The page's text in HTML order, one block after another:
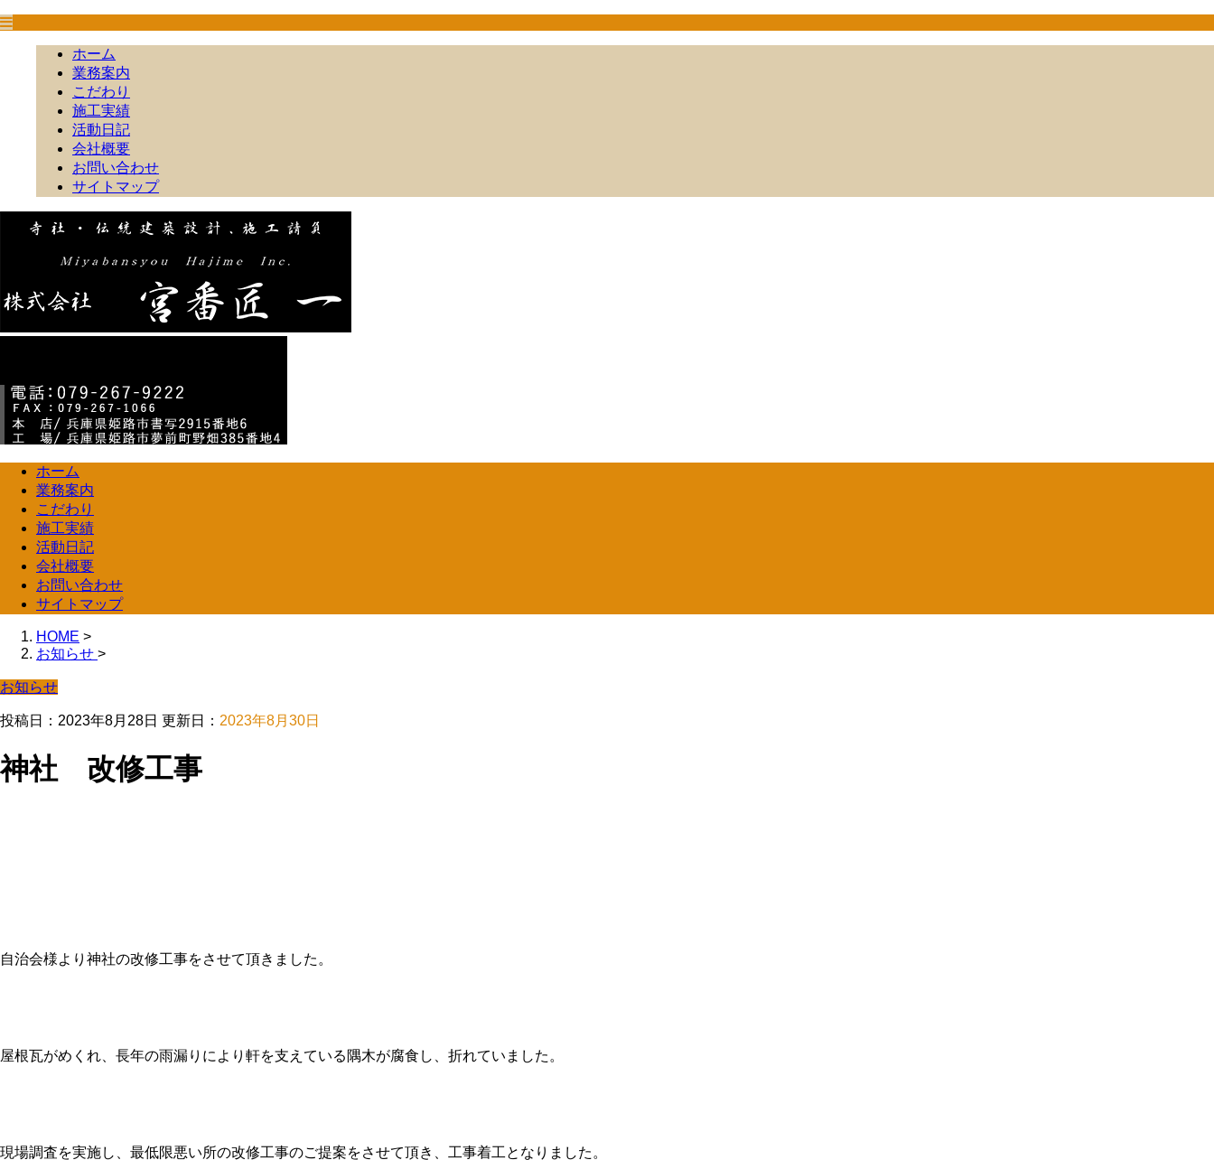
ホーム
業務案内
こだわり
施工実績
活動日記
会社概要
お問い合わせ
サイトマップ
ホーム
業務案内
こだわり
施工実績
活動日記
会社概要
お問い合わせ
サイトマップ
HOME >
お知らせ >
お知らせ
投稿日：2023年8月28日 更新日： 2023年8月30日
神社 改修工事
自治会様より神社の改修工事をさせて頂きました。
屋根瓦がめくれ、長年の雨漏りにより軒を支えている隅木が腐食し、折れていました。
現場調査を実施し、最低限悪い所の改修工事のご提案をさせて頂き、工事着工となりました。